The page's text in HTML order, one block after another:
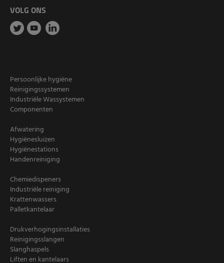
VOLG ONS
Persoonlijke hygiëne
Reinigingssystemen
Industriële Wassystemen
Componenten
Afwatering
Hygiënesluizen
Hygiënestations
Handenreiniging
Chemiedispeners
Industriële reiniging
Krattenwassers
Palletkantelaar
Drukverhogingsinstallaties
Reinigingsslangen
Slanghaspels
Liften en kantelaars